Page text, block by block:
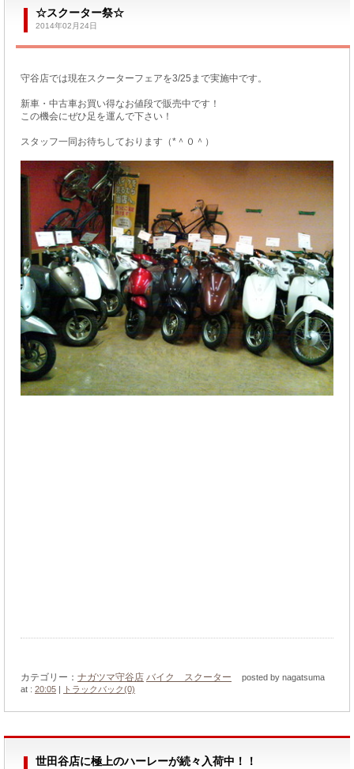
☆スクーター祭☆
2014年02月24日
守谷店では現在スクーターフェアを3/25まで実施中です。
新車・中古車お買い得なお値段で販売中です！
この機会にぜひ足を運んで下さい！
スタッフ一同お待ちしております（*＾０＾）
カテゴリー： ナガツマ守谷店 バイク スクーター
posted by nagatsuma
at : 20:05 | トラックバック(0)
世田谷店に極上のハーレーが続々入荷中！！